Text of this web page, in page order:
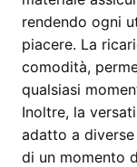
rendendo ogni
piacere. La
comodità,
qualsiasi
Inoltre, la
adatto a
di un momento